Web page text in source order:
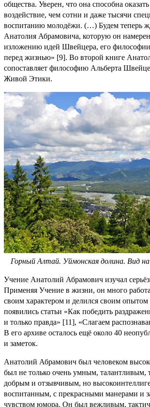
общества. Уверен, что она способна
воздействие, чем сотни и даже тысячи
воспитанию молодёжи. (…) Будем теперь
Анатолия Абрамовича, которую он
изложению идей Швейцера, его философии
перед жизнью» [9]. Во второй книге
сопоставляет философию Альберта
Живой Этики.
Горный Алтай. Уймонская долина. Вид
Учение Анатолий Абрамович изучал
Применяя Учение в жизни, он много
своим характером и делился своим
появились статьи «Как победить
и только правда» [11], «Слагаем
В его архиве осталось ещё около 40
и заметок.
Анатолий Абрамович был человеком
был не только очень умным, талантливым,
добрым и отзывчивым, но
воспитанным, с прекрасными манерами и
чувством юмора. Он был вежливым,